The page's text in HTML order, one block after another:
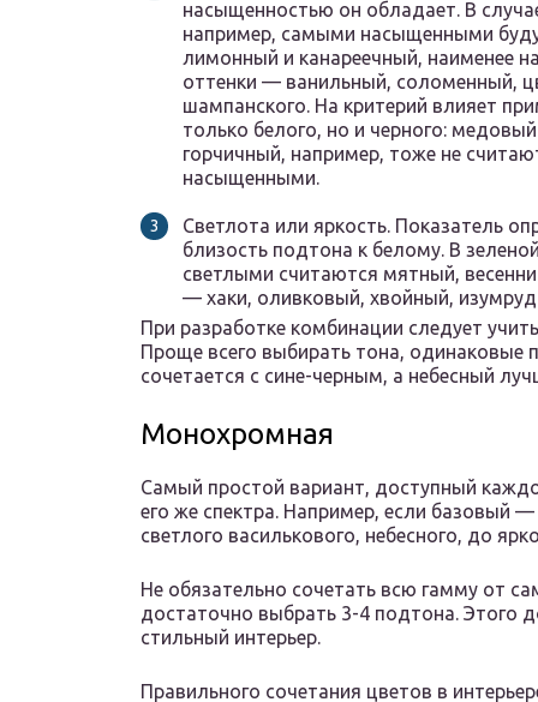
насыщенностью он обладает. В
например, самыми насыщенными
лимонный и канареечный, наименее
оттенки — ванильный, соломенный,
шампанского. На критерий влияет
только белого, но и черного:
горчичный, например, тоже не
насыщенными.
Светлота или яркость. Показатель
близость подтона к белому. В
светлыми считаются мятный,
— хаки, оливковый, хвойный,
При разработке комбинации следует
Проще всего выбирать тона, одинаковые
сочетается с сине-черным, а небесный
Монохромная
Самый простой вариант, доступный
его же спектра. Например, если базовый
светлого василькового, небесного, до
Не обязательно сочетать всю гамму от
достаточно выбрать 3-4 подтона. Этого
стильный интерьер.
Правильного сочетания цветов в